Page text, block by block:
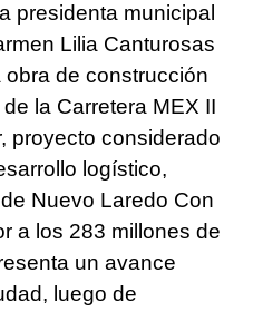
presidenta municipal
Lilia Canturosas
de construcción
la Carretera MEX II
proyecto considerado
logístico,
Nuevo Laredo Con
a los 283 millones de
un avance
luego de